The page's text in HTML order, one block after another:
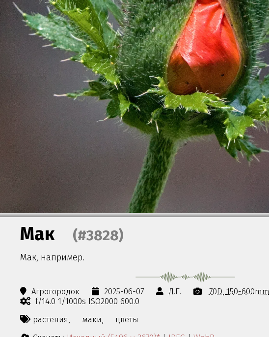
Мак (#3828)
Мак, например.
Агрогородок 2025-06-07 Д.Г. 70D 150-600mm
f/14.0 1/1000s ISO2000 600.0
растения,
маки,
цветы